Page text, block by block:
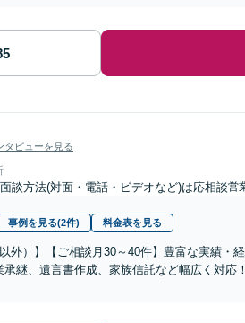
タビューを見る
面談方法(対面・電話・ビデオなど)は応相談営
事例を見る(2件) 料金表を見る
外）】【ご相談月30～40件】豊富な実績・
継、遺言書作成、家族信託など幅広く対応